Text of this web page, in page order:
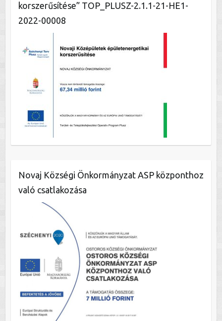
korszerűsítése” TOP_PLUSZ-2.1.1-21-HE1-
2022-00008
Novaj Községi Önkormányzat ASP központhoz
való csatlakozása